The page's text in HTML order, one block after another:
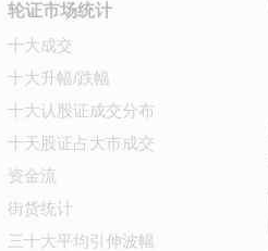
轮证市场统计
十大成交
十大升幅/跌幅
十大认股证成交分布
十天股证占大市成交
资金流
街货统计
三十大平均引伸波幅